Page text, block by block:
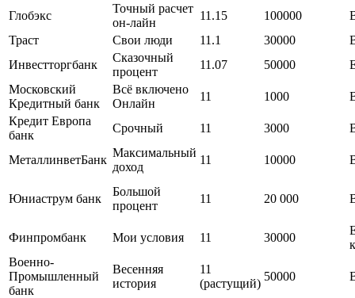
Глобэкс
Точный расчет
он-лайн
11.15 100000
Траст
Свои люди 11.1 30000
Инвестторгбанк
Сказочный
процент
11.07 50000
Московский
Кредитный банк
Всё включено
Онлайн
11 1000
Кредит Европа
банк
Срочный 11 3000
МеталлинветБанк
Максимальный
доход
11 10000
Юниаструм банк
Большой
процент
11 20 000
Финпромбанк Мои условия 11 30000
Военно-
Промышленный
банк
Весенняя
история
11
(растущий)
50000